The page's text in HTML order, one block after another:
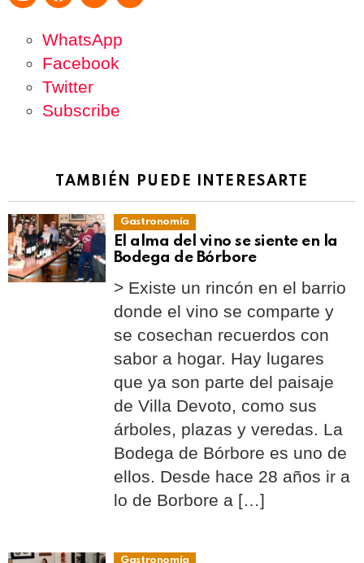
WhatsApp
Facebook
Twitter
Subscribe
TAMBIÉN PUEDE INTERESARTE
Gastronomía
El alma del vino se siente en la
Bodega de Bórbore
> Existe un rincón en el barrio
donde el vino se comparte y
se cosechan recuerdos con
sabor a hogar. Hay lugares
que ya son parte del paisaje
de Villa Devoto, como sus
árboles, plazas y veredas. La
Bodega de Bórbore es uno de
ellos. Desde hace 28 años ir a
lo de Borbore a […]
Gastronomía